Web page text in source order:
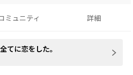
ミュニティ 詳細
に恋をした。